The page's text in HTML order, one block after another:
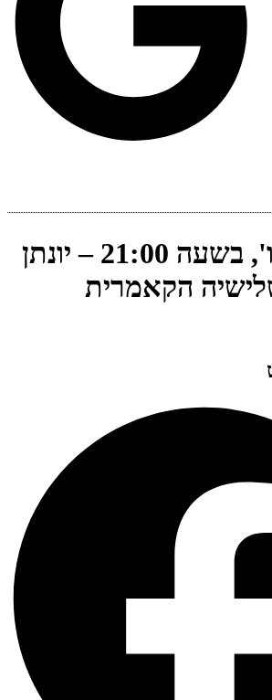
9.1.26, יום ו', בשעה 21:00 – יונתן
הקאמרית